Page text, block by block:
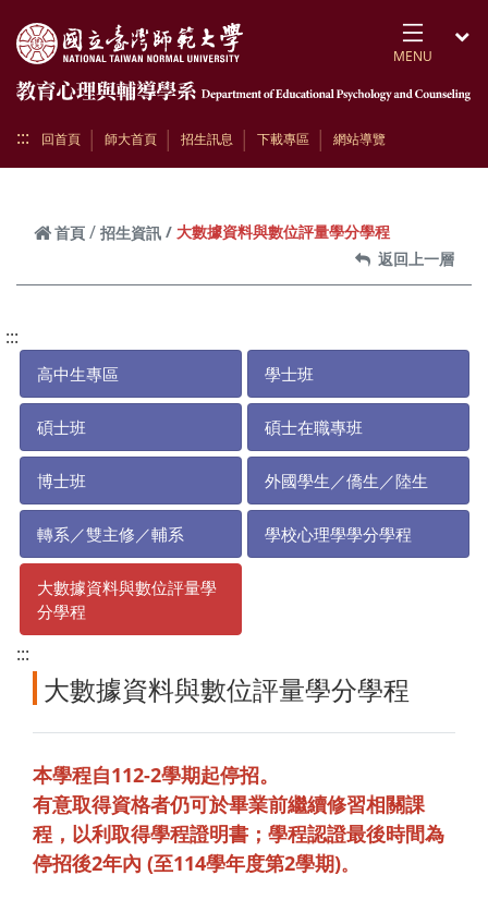
MENU
::: 回首頁 師大首頁 招生訊息 下載專區 網站導覽
首頁 招生資訊
大數據資料與數位評量學分學程
返回上一層
:::
高中生專區 學士班
碩士班 碩士在職專班
博士班 外國學生／僑生／陸生
轉系／雙主修／輔系 學校心理學學分學程
大數據資料與數位評量學
分學程
:::
大數據資料與數位評量學分學程
本學程自112-2學期起停招。
有意取得資格者仍可於畢業前繼續修習相關課
程，以利取得學程證明書；學程認證最後時間為
停招後2年內 (至114學年度第2學期)。